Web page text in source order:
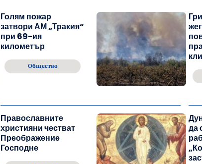
Голям пожар
затвори АМ „Тракия“
при 69-ия
километър
Общество
Православните
християни честват
Преображение
Господне
да